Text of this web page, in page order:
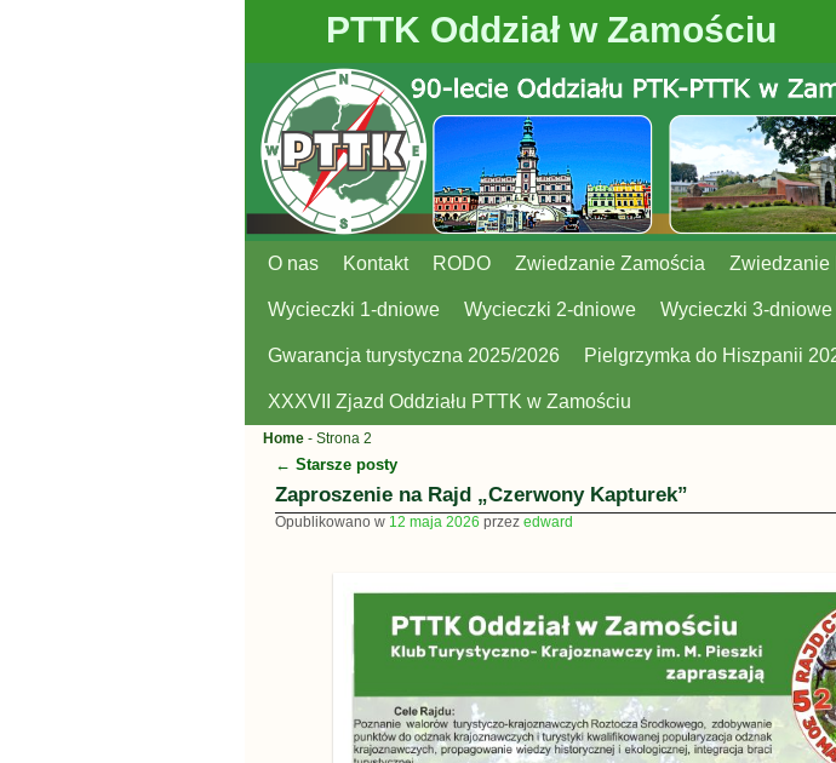
PTTK Oddział w Zamościu
Przejdź do głównej treści
Przejdź do
O nas Kontakt RODO Zwiedzanie Zamościa Zwiedzanie
Wycieczki 1-dniowe Wycieczki 2-dniowe Wycieczki 3-dniowe
Gwarancja turystyczna 2025/2026 Pielgrzymka do Hiszpanii
XXXVII Zjazd Oddziału PTTK w Zamościu
Home - Strona 2
Nawigacja
← Starsze posty
Zaproszenie na Rajd „Czerwony Kapturek”
Opublikowano w 12 maja 2026 przez edward